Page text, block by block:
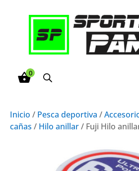
0
Inicio / Pesca deportiva /
cañas / Hilo anillar/ Fuji Hilo